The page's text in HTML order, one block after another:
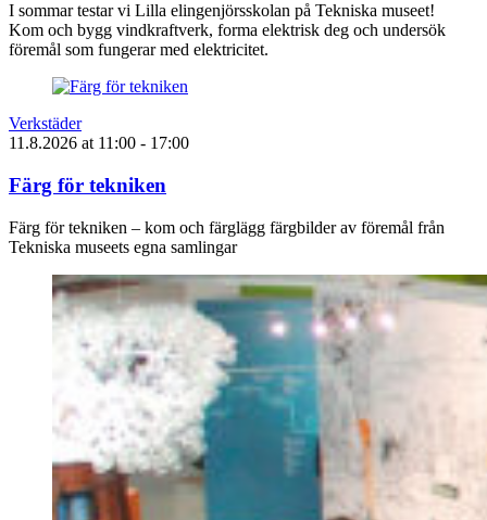
I sommar testar vi Lilla elingenjörsskolan på Tekniska museet!
Kom och bygg vindkraftverk, forma elektrisk deg och undersök
föremål som fungerar med elektricitet.
Verkstäder
11.8.2026 at 11:00 - 17:00
Färg för tekniken
Färg för tekniken – kom och färglägg färgbilder av föremål från
Tekniska museets egna samlingar